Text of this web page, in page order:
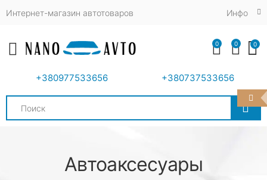
Интернет-магазин автотоваров Инфо
Toggle mobile menu
+380977533656 +380737533656
Search
0 0 0
Автоаксесуары